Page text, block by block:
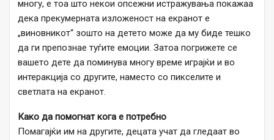
многу, е тоа што некои опсежни истражувања покажаа
дека прекумерната изложеност на екранот е
„виновникот“ зошто на детето може да му биде тешко
да ги препознае туѓите емоции. Затоа погрижете се
вашето дете да поминува многу време играјќи и во
интеракција со другите, наместо со пикселите и
светлата на екранот.
Како да помогнат кога е потребно
Помагајќи им на другите, децата учат да гледаат во